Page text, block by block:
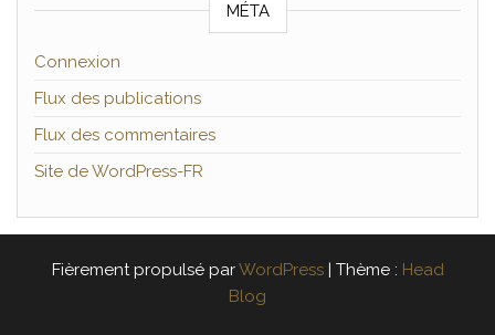
MÉTA
Connexion
Flux des publications
Flux des commentaires
Site de WordPress-FR
Fièrement propulsé parWordPress | Thème : Head
Blog